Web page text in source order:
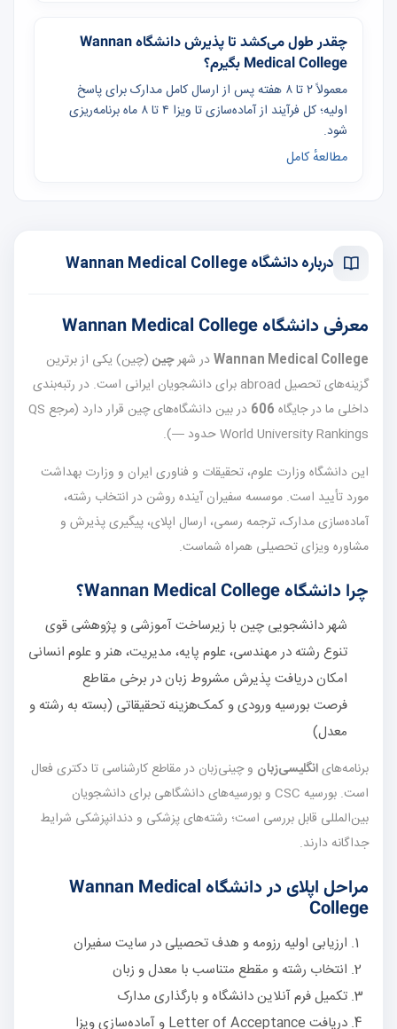
چقدر طول می‌کشد تا پذیرش دانشگاه Wannan
Medical College بگیرم؟
معمولاً ۲ تا ۸ هفته پس از ارسال کامل مدارک برای پاسخ
اولیه؛ کل فرآیند از آماده‌سازی تا ویزا ۴ تا ۸ ماه برنامه‌ریزی
شود.
مطالعهٔ کامل
درباره دانشگاه Wannan Medical College
معرفی دانشگاه Wannan Medical College
Wannan Medical Collegeدر شهرچین (چین) یکی از برترین
گزینه‌های تحصیل abroad برای دانشجویان ایرانی است. در رتبه‌بندی
داخلی ما در جایگاه 606
در بین دانشگاه‌های چین قرار دارد (مرجع QS
World University Rankings حدود —).
این دانشگاه وزارت علوم، تحقیقات و فناوری ایران و وزارت بهداشت
مورد تأیید است. موسسه سفیران آینده روشن در انتخاب رشته،
آماده‌سازی مدارک، ترجمه رسمی، ارسال اپلای، پیگیری پذیرش و
مشاوره ویزای تحصیلی همراه شماست.
چرا دانشگاه Wannan Medical College؟
شهر دانشجویی چین با زیرساخت آموزشی و پژوهشی قوی
تنوع رشته در مهندسی، علوم پایه، مدیریت، هنر و علوم انسانی
امکان دریافت پذیرش مشروط زبان در برخی مقاطع
فرصت بورسیه ورودی و کمک‌هزینه تحقیقاتی (بسته به رشته و
معدل)
برنامه‌هایانگلیسی‌زبان و چینی‌زبان در مقاطع کارشناسی تا دکتری فعال
است. بورسیه CSC و بورسیه‌های دانشگاهی برای دانشجویان
بین‌المللی قابل بررسی است؛ رشته‌های پزشکی و دندانپزشکی شرایط
جداگانه دارند.
مراحل اپلای در دانشگاه Wannan Medical
College
ارزیابی اولیه رزومه و هدف تحصیلی در سایت سفیران
انتخاب رشته و مقطع متناسب با معدل و زبان
تکمیل فرم آنلاین دانشگاه و بارگذاری مدارک
دریافت Letter of Acceptance و آماده‌سازی ویزا